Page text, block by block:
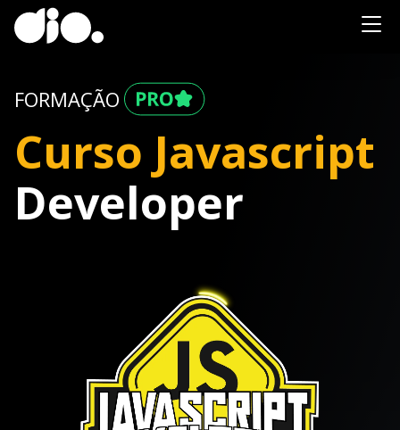
FORMAÇÃO
Curso Javascript
Developer